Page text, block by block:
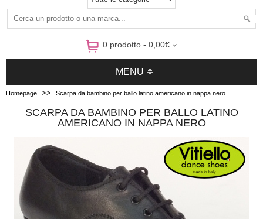
0 prodotto - 0,00€
MENU
Homepage >> Scarpa da bambino per ballo latino americano in nappa nero
SCARPA DA BAMBINO PER BALLO LATINO
AMERICANO IN NAPPA NERO